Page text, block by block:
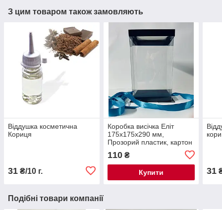
З цим товаром також замовляють
Віддушка косметична
Кориця
31 ₴/10 г.
Коробка висічка Еліт
175х175х290 мм,
Прозорий пластик, картон
110₴
Купити 31
Подібні товари компанії